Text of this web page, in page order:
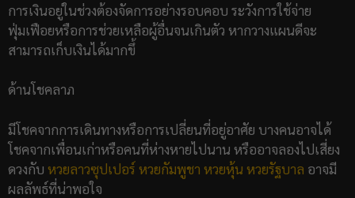
การเงินอยู่ในช่วงต้องจัดการอย่างรอบคอบ ระวังการใช้จ่าย
ฟุ่มเฟือยหรือการช่วยเหลือผู้อื่นจนเกินตัว หากวางแผนดีจะ
สามารถเก็บเงินได้มากขึ้
ด้านโชคลาภ
มีโชคจากการเดินทางหรือการเปลี่ยนที่อยู่อาศัย บางคนอาจได้
โชคจากเพื่อนเก่าหรือคนที่ห่างหายไปนาน หรืออาจลองไปเสี่ยง
ดวงกับ หวยลาวซุปเปอร์ หวยกัมพูชา หวยหุ้น หวยรัฐบาล อาจมี
ผลลัพธ์ที่น่าพอใจ